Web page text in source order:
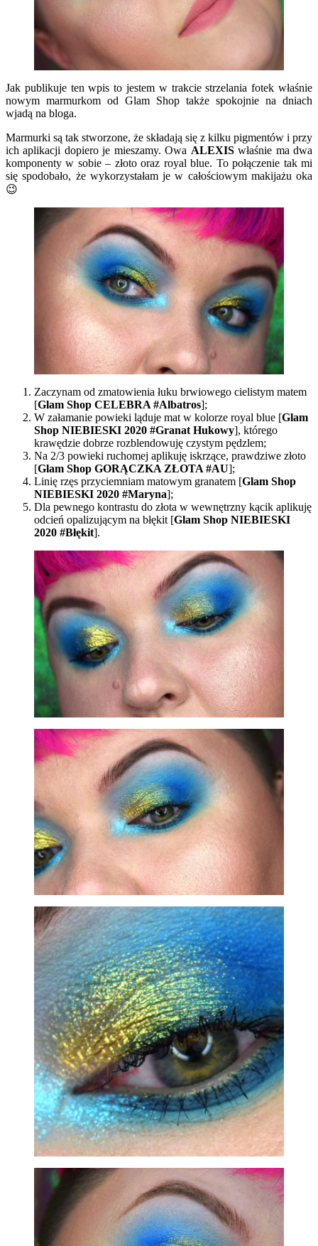
Jak publikuje ten wpis to jestem w trakcie strzelania fotek właśnie
nowym marmurkom od Glam Shop także spokojnie na dniach
wjadą na bloga.
Marmurki są tak stworzone, że składają się z kilku pigmentów i przy
ich aplikacji dopiero je mieszamy. Owa ALEXISwłaśnie ma dwa
komponenty w sobie – złoto oraz royal blue. To połączenie tak mi
się spodobało, że wykorzystałam je w całościowym makijażu oka
😉
Zaczynam od zmatowienia łuku brwiowego cielistym matem
[Glam Shop CELEBRA #Albatros];
W załamanie powieki ląduje mat w kolorze royal blue [Glam
Shop NIEBIESKI 2020 #Granat Hukowy], którego
krawędzie dobrze rozblendowuję czystym pędzlem;
Na 2/3 powieki ruchomej aplikuję iskrzące, prawdziwe złoto
[Glam Shop GORĄCZKA ZŁOTA #AU];
Linię rzęs przyciemniam matowym granatem [Glam Shop
NIEBIESKI 2020 #Maryna];
Dla pewnego kontrastu do złota w wewnętrzny kącik aplikuję
odcień opalizującym na błękit [Glam Shop NIEBIESKI
2020 #Błękit].